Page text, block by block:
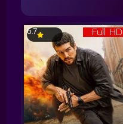
Full HD
6.7